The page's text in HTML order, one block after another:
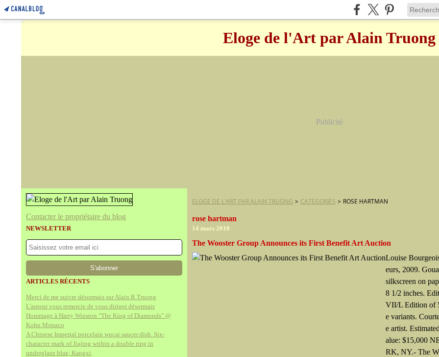
Eloge de l'Art par Alain Truong
Publicité
Contacter le propriétaire du blog
NEWSLETTER
ARTICLES RÉCENTS
Merci de me suivre désormais sur Alain.R.Truong
L'auteur vous remercie de vous diriger désormais
Hommage à Harry Winston "The King of Diamonds" @
Kohn Monaco
A Chinese Imperial porcelain wucai saucer dish. Six-
character mark of Jiajing within a double ring in
underglaze blue, Kangxi,
ELOGE DE L'ART PAR ALAIN TRUONG > CATEGORIES > ROSE HARTMAN
rose hartman
14 mars 2010
The Wooster Group Announces its First Benefit Art Auction
Louise
eurs, 2009.
silkscreen on
8 1/2 inches.
VII/L Edition of
e variants.
e artist.
alue: $15,000
RK, NY.- The